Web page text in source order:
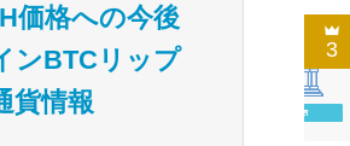
価格への今後
ンBTCリップ
貨情報
3